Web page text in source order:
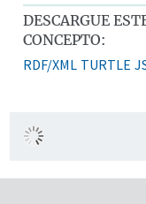
DESCARGUE
CONCEPTO:
RDF/XML TURTLE